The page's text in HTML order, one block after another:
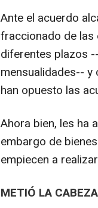
Ante el acuerdo
fraccionado de las
diferentes plazos
mensualidades--
han opuesto las
Ahora bien, les ha
embargo de
empiecen a
METIÓ LA